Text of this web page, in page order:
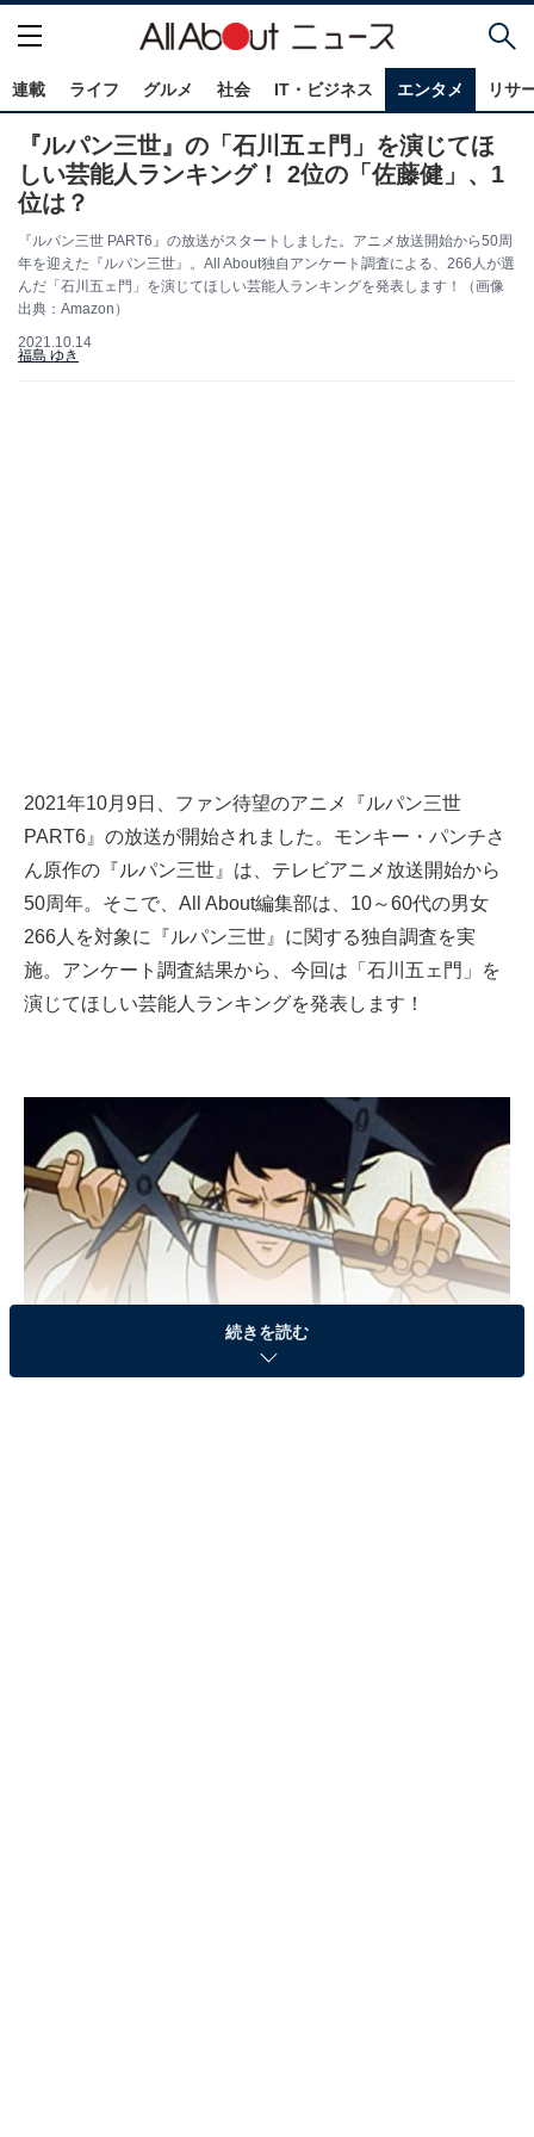
連載 ライフ グルメ 社会 IT・ビジネス エンタメ リサ
『ルパン三世』の「石川五ェ門」を演じてほ
しい芸能人ランキング！ 2位の「佐藤健」、1
位は？
『ルパン三世 PART6』の放送がスタートしました。アニメ放送開始から50周
年を迎えた『ルパン三世』。All About独自アンケート調査による、266人が選
んだ「石川五ェ門」を演じてほしい芸能人ランキングを発表します！（画像
出典：Amazon）
2021.10.14
福島 ゆき
2021年10月9日、ファン待望のアニメ『ルパン三世
PART6』の放送が開始されました。モンキー・パンチさ
ん原作の『ルパン三世』は、テレビアニメ放送開始から
50周年。そこで、All About編集部は、10～60代の男女
266人を対象に『ルパン三世』に関する独自調査を実
施。アンケート調査結果から、今回は「石川五ェ門」を
演じてほしい芸能人ランキングを発表します！
続きを読む